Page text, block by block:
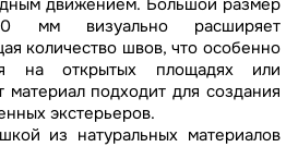
движением. Большой размер
мм визуально расширяет
количество швов, что особенно
на открытых площадях или
материал подходит для создания
экстерьеров.
из натуральных материалов